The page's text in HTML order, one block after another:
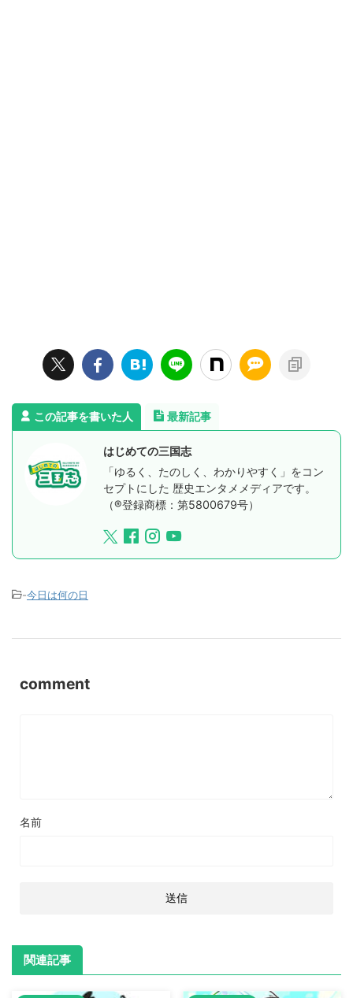
この記事を書いた人 最新記事
はじめての三国志
「ゆるく、たのしく、わかりやすく」をコン
セプトにした 歴史エンタメメディアです。
（®登録商標：第5800679号）
-今日は何の日
comment
名前
関連記事